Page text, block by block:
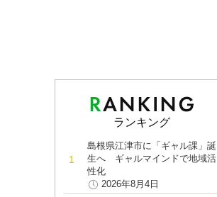
ランキング
島根県江津市に「ギャル課」誕
生へ ギャルマインドで地域活
性化
2026年8月4日